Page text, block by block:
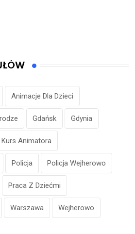
Animacje Dla Dzieci
Gdańsk Gdynia
Kurs Animatora
Policja Policja Wejherowo
Praca Z Dziećmi
Warszawa Wejherowo